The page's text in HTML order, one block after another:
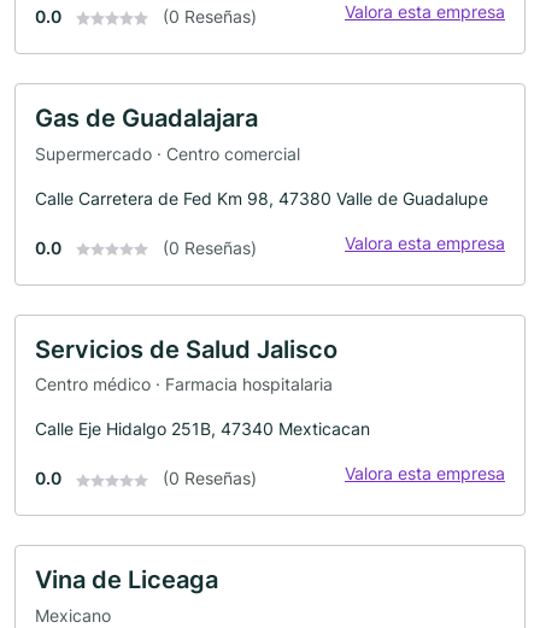
0.0 (0 Reseñas) Valora esta empresa
Gas de Guadalajara
Supermercado · Centro comercial
Calle Carretera de Fed Km 98, 47380 Valle de Guadalupe
0.0 (0 Reseñas) Valora esta empresa
Servicios de Salud Jalisco
Centro médico · Farmacia hospitalaria
Calle Eje Hidalgo 251B, 47340 Mexticacan
0.0 (0 Reseñas) Valora esta empresa
Vina de Liceaga
Mexicano